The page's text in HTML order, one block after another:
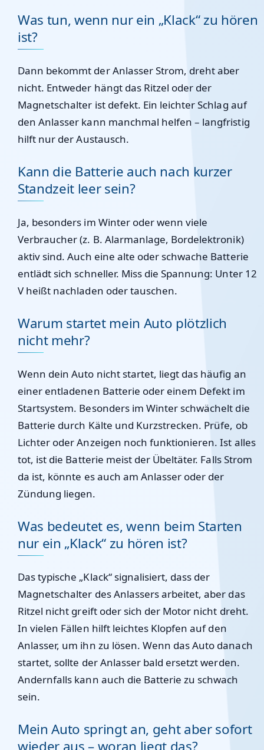
Was tun, wenn nur ein „Klack“ zu hören
ist?
Dann bekommt der Anlasser Strom, dreht aber
nicht. Entweder hängt das Ritzel oder der
Magnetschalter ist defekt. Ein leichter Schlag auf
den Anlasser kann manchmal helfen – langfristig
hilft nur der Austausch.
Kann die Batterie auch nach kurzer
Standzeit leer sein?
Ja, besonders im Winter oder wenn viele
Verbraucher (z. B. Alarmanlage, Bordelektronik)
aktiv sind. Auch eine alte oder schwache Batterie
entlädt sich schneller. Miss die Spannung: Unter 12
V heißt nachladen oder tauschen.
Warum startet mein Auto plötzlich
nicht mehr?
Wenn dein Auto nicht startet, liegt das häufig an
einer entladenen Batterie oder einem Defekt im
Startsystem. Besonders im Winter schwächelt die
Batterie durch Kälte und Kurzstrecken. Prüfe, ob
Lichter oder Anzeigen noch funktionieren. Ist alles
tot, ist die Batterie meist der Übeltäter. Falls Strom
da ist, könnte es auch am Anlasser oder der
Zündung liegen.
Was bedeutet es, wenn beim Starten
nur ein „Klack“ zu hören ist?
Das typische „Klack“ signalisiert, dass der
Magnetschalter des Anlassers arbeitet, aber das
Ritzel nicht greift oder sich der Motor nicht dreht.
In vielen Fällen hilft leichtes Klopfen auf den
Anlasser, um ihn zu lösen. Wenn das Auto danach
startet, sollte der Anlasser bald ersetzt werden.
Andernfalls kann auch die Batterie zu schwach
sein.
Mein Auto springt an, geht aber sofort
wieder aus – woran liegt das?